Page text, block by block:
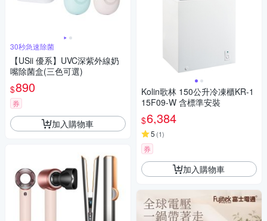
30秒急速除菌
【USii 優系】UVC深紫外線奶
嘴除菌盒(三色可選)
$890
券
加入購物車
Kolin歌林 150公升冷凍櫃KR-1
15F09-W 含標準安裝
$6,384
5 (1)
券
加入購物車